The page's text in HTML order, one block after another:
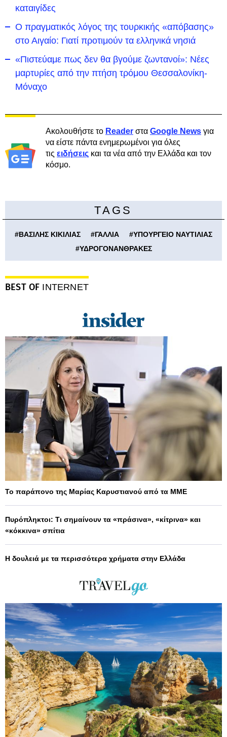
καταιγίδες
Ο πραγματικός λόγος της τουρκικής «απόβασης»
στο Αιγαίο: Γιατί προτιμούν τα ελληνικά νησιά
«Πιστεύαμε πως δεν θα βγούμε ζωντανοί»: Νέες
μαρτυρίες από την πτήση τρόμου Θεσσαλονίκη-
Μόναχο
Ακολουθήστε το Reader στα Google News για
να είστε πάντα ενημερωμένοι για όλες
τις ειδήσεις και τα νέα από την Ελλάδα και τον
κόσμο.
TAGS
#ΒΑΣΙΛΗΣ ΚΙΚΙΛΙΑΣ #ΓΑΛΛΙΑ #ΥΠΟΥΡΓΕΙΟ ΝΑΥΤΙΛΙΑΣ
#ΥΔΡΟΓΟΝΑΝΘΡΑΚΕΣ
BEST OF INTERNET
Το παράπονο της Μαρίας Καρυστιανού από τα ΜΜΕ
Πυρόπληκτοι: Τι σημαίνουν τα «πράσινα», «κίτρινα» και
«κόκκινα» σπίτια
Η δουλειά με τα περισσότερα χρήματα στην Ελλάδα